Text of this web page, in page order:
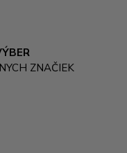
ZNAČIEK